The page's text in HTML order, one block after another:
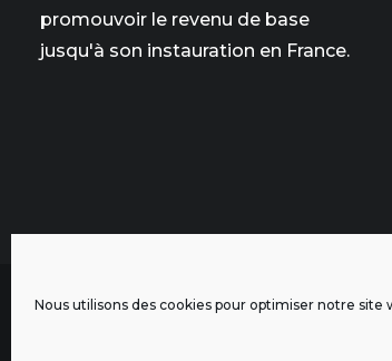
Nous utilisons des cookies pour optimiser notre site
promouvoir le revenu de base
jusqu'à son instauration en France.
L'intégralité des contenus de ce site sont